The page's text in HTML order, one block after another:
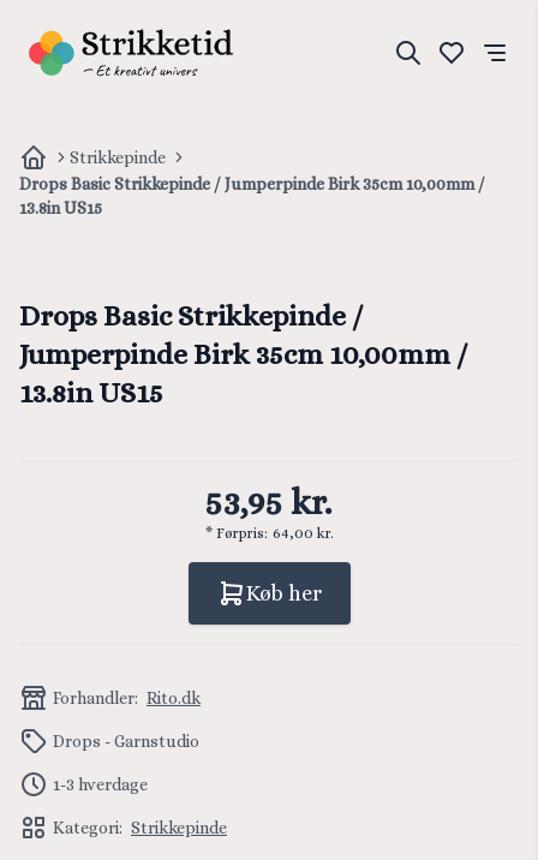
Strikkepinde
Drops Basic Strikkepinde / Jumperpinde Birk 35cm 10,00mm /
13.8in US15
Drops Basic Strikkepinde /
Jumperpinde Birk 35cm 10,00mm /
13.8in US15
53,95 kr.
* Førpris: 64,00 kr.
Køb her
Forhandler: Rito.dk
Drops - Garnstudio
1-3 hverdage
Kategori: Strikkepinde